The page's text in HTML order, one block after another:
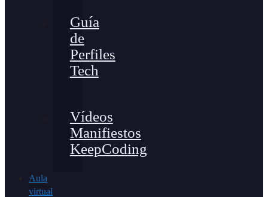
Guía
de
Perfiles
Tech
Vídeos
Manifiestos
KeepCoding
Aula
virtual